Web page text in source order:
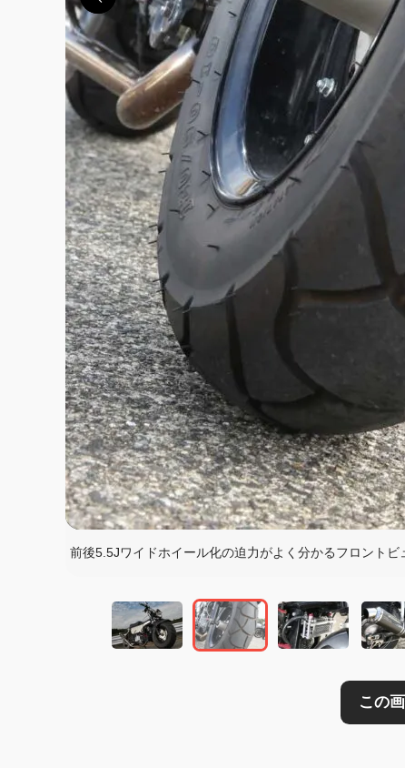
前後5.5Jワイドホイール化の迫力がよく分かるフロント
この画像の記事を